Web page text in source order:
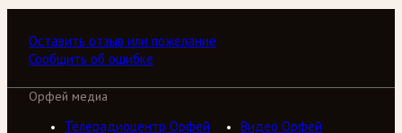
Оставить отзыв или пожелание
Сообщить об ошибке
Орфей медиа
Телерадиоцентр Орфей
Видео Орфей